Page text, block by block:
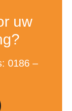
uw
0186 –